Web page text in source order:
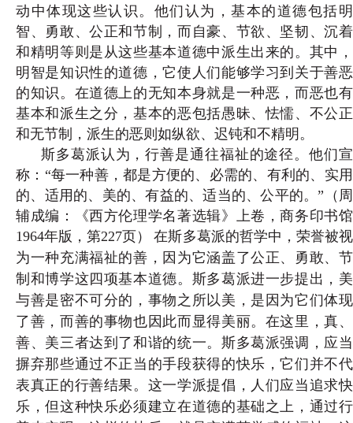
动中体现这些认识。他们认为，基本的道德包括明
智、勇敢、公正和节制，而自豪、节欲、坚韧、沉着
和精明等则是从这些基本道德中派生出来的。其中，
明智是知识性的道德，它使人们能够学习到关于善恶
的知识。在道德上的无知本身就是一种恶，而恶也有
基本和派生之分，基本的恶包括愚昧、怯懦、不公正
和无节制，派生的恶则如纵欲、迟钝和不精明。
斯多葛派认为，行善是通往福祉的途径。他们宣
称：“每一种善，都是方便的、必需的、有利的、实用
的、适用的、美的、有益的、适当的、公平的。”（ 周
辅成编：《西方伦理学名著选辑》上卷，商务印书馆
1964年版，第227页 ）
在斯多葛派的哲学中，荣誉被视
为一种充满福祉的善，因为它涵盖了公正、勇敢、节
制和博学这四项基本道德。斯多葛派进一步提出，美
与善是密不可分的，事物之所以美，是因为它们体现
了善，而善的事物也因此而显得美丽。在这里，真、
善、美三者达到了和谐的统一。斯多葛派强调，应当
摒弃那些通过不正当的手段获得的快乐，它们并不代
表真正的行善结果。这一学派提倡，人们应当追求快
乐，但这种快乐必须建立在道德的基础之上，通过行